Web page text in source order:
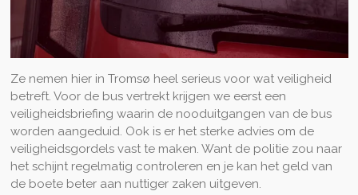
Ze nemen hier in Tromsø heel serieus voor wat veiligheid
betreft. Voor de bus vertrekt krijgen we eerst een
veiligheidsbriefing waarin de nooduitgangen van de bus
worden aangeduid. Ook is er het sterke advies om de
veiligheidsgordels vast te maken. Want de politie zou naar
het schijnt regelmatig controleren en je kan het geld van
de boete beter aan nuttiger zaken uitgeven.